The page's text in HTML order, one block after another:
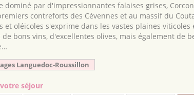
dominé par d'impressionnantes falaises grises,
contreforts des Cévennes et au massif du
et oléicoles s'exprime dans les vastes plaines viticoles
bons vins, d'excellentes olives, mais également de
Languedoc-Roussillon
séjour